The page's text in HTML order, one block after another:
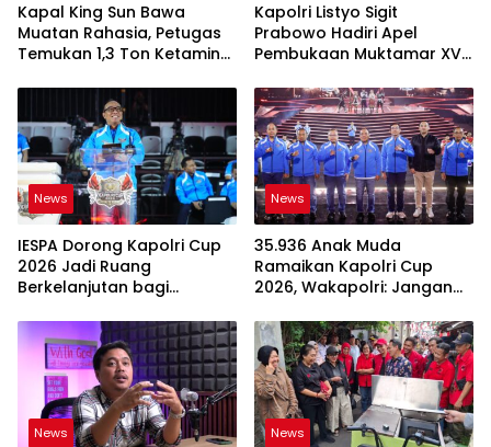
Kapal King Sun Bawa
Muatan Rahasia, Petugas
Temukan 1,3 Ton Ketamine
Kapolri Listyo Sigit
Prabowo Hadiri Apel
Pembukaan Muktamar XVI
Muhammadiyah
News
IESPA Dorong Kapolri Cup
2026 Jadi Ruang
Berkelanjutan bagi
News
35.936 Anak Muda
Ramaikan Kapolri Cup
2026, Wakapolri: Jangan
News News